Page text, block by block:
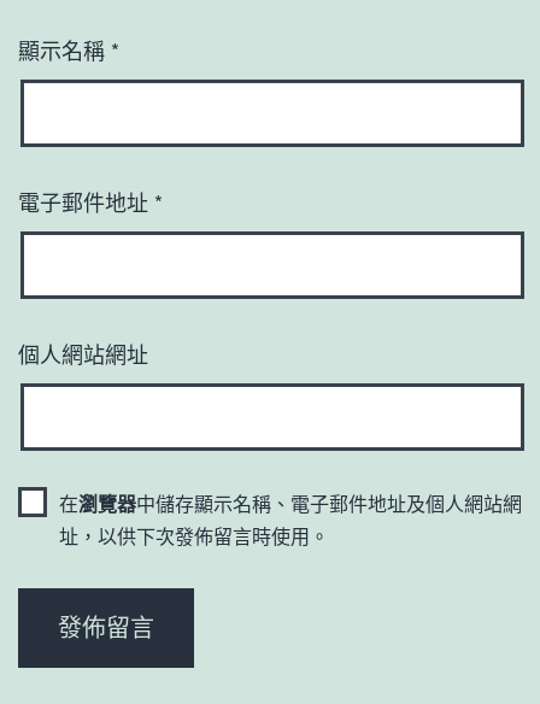
顯示名稱 *
電子郵件地址 *
個人網站網址
在瀏覽器中儲存顯示名稱、電子郵件地址及個人網站網
址，以供下次發佈留言時使用。